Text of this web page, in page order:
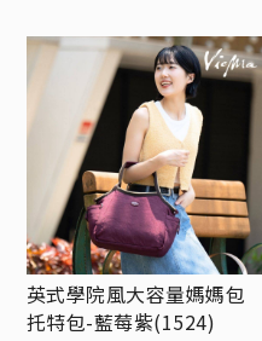
英式學院風大容量媽媽包
托特包-藍莓紫(1524)